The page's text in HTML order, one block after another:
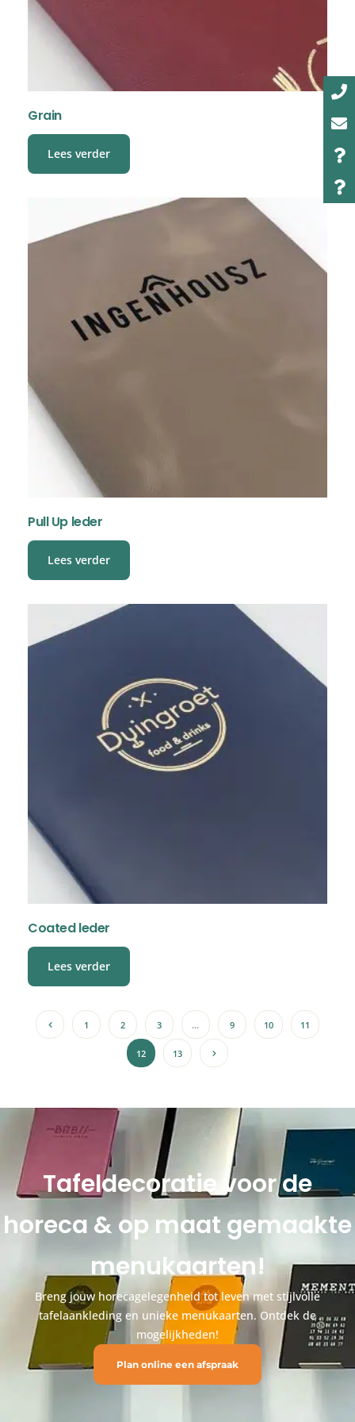
Grain
Lees verder
Pull Up leder
Lees verder
Coated leder
Lees verder
1 2 3 … 9 10 11
12 13
Tafeldecoratie voor de
horeca & op maat gemaakte
menukaarten!
Breng jouw horecagelegenheid tot leven met stijlvolle
tafelaankleding en unieke menukaarten. Ontdek de
mogelijkheden!
Plan online een afspraak